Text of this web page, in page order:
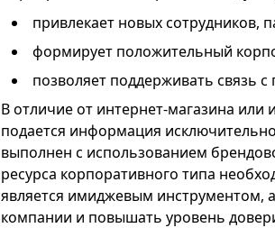
привлекает новых сотрудников,
формирует положительный
позволяет поддерживать связь
В отличие от интернет-магазина
подается информация
выполнен с использованием
ресурса корпоративного типа
является имиджевым инструментом,
компании и повышать уровень